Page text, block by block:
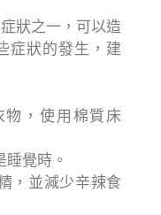
狀之一，可以造
症狀的發生，建
物，使用棉質床
覺時。
，並減少辛辣食